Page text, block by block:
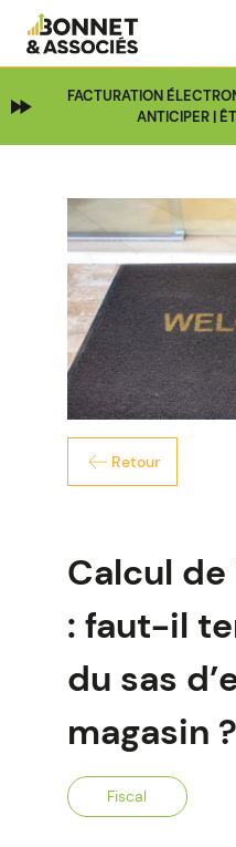
FACTURATION
ANTICIPER |
Retour
Calcul de
: faut-il
du sas
magasin ?
Fiscal